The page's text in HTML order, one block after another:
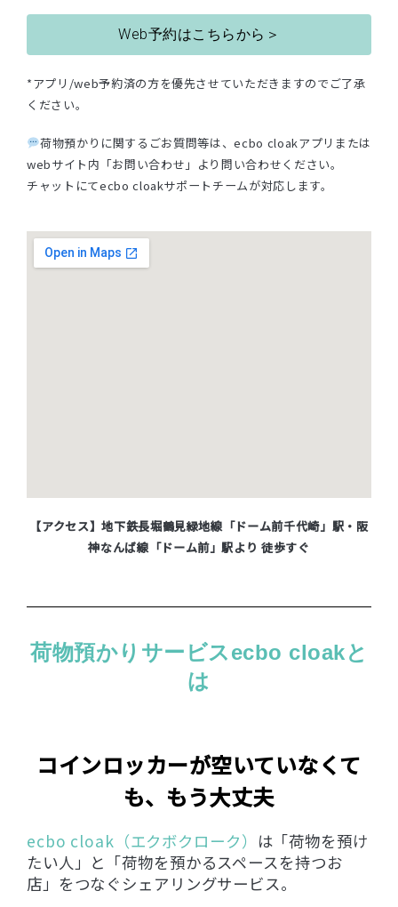
Web予約はこちらから＞
*アプリ/web予約済の方を優先させていただきますのでご了承
ください。
荷物預かりに関するごお質問等は、ecbo cloakアプリまたは
webサイト内「お問い合わせ」より問い合わせください。
チャットにてecbo cloakサポートチームが対応します。
【アクセス】地下鉄長堀鶴見緑地線「ドーム前千代崎」駅・阪
神なんば線「ドーム前」駅より 徒歩すぐ
荷物預かりサービスecbo cloakと
は
コインロッカーが空いていなくて
も、もう大丈夫
ecbo cloak（エクボクローク） は「荷物を預け
たい人」と「荷物を預かるスペースを持つお
店」をつなぐシェアリングサービス。